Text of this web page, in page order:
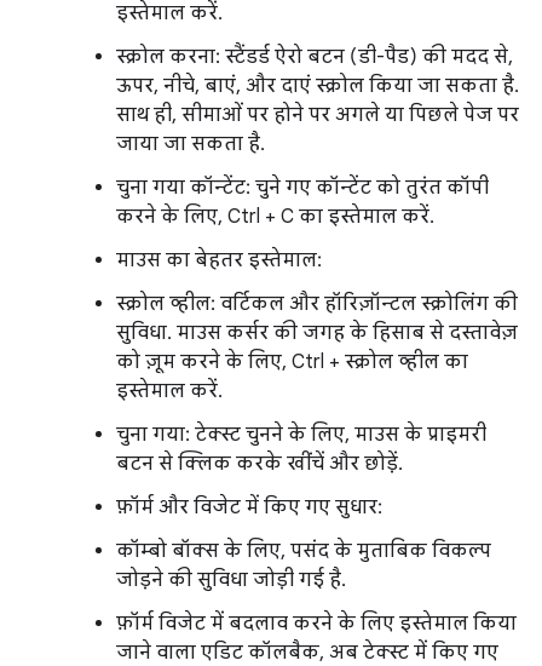
इस्तेमाल करें.
स्क्रोल करना: स्टैंडर्ड ऐरो बटन (डी-पैड) की मदद से,
ऊपर, नीचे, बाएं, और दाएं स्क्रोल किया जा सकता है.
साथ ही, सीमाओं पर होने पर अगले या पिछले पेज पर
जाया जा सकता है.
चुना गया कॉन्टेंट: चुने गए कॉन्टेंट को तुरंत कॉपी
करने के लिए, Ctrl + C का इस्तेमाल करें.
माउस का बेहतर इस्तेमाल:
स्क्रोल व्हील: वर्टिकल और हॉरिज़ॉन्टल स्क्रोलिंग की
सुविधा. माउस कर्सर की जगह के हिसाब से दस्तावेज़
को ज़ूम करने के लिए, Ctrl + स्क्रोल व्हील का
इस्तेमाल करें.
चुना गया: टेक्स्ट चुनने के लिए, माउस के प्राइमरी
बटन से क्लिक करके खींचें और छोड़ें.
फ़ॉर्म और विजेट में किए गए सुधार:
कॉम्बो बॉक्स के लिए, पसंद के मुताबिक विकल्प
जोड़ने की सुविधा जोड़ी गई है.
फ़ॉर्म विजेट में बदलाव करने के लिए इस्तेमाल किया
जाने वाला एडिट कॉलबैक, अब टेक्स्ट में किए गए